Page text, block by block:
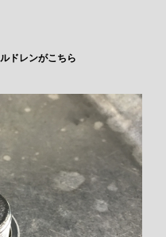
ドレンがこちら